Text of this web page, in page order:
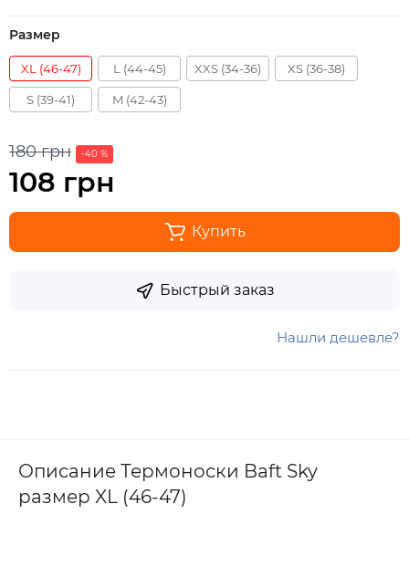
Размер
XL (46-47) L (44-45) XXS (34-36) XS (36-38)
S (39-41) M (42-43)
180 грн -40 %
108 грн
Купить
Быстрый заказ
Нашли дешевле?
Описание Термоноски Baft Sky
размер XL (46-47)